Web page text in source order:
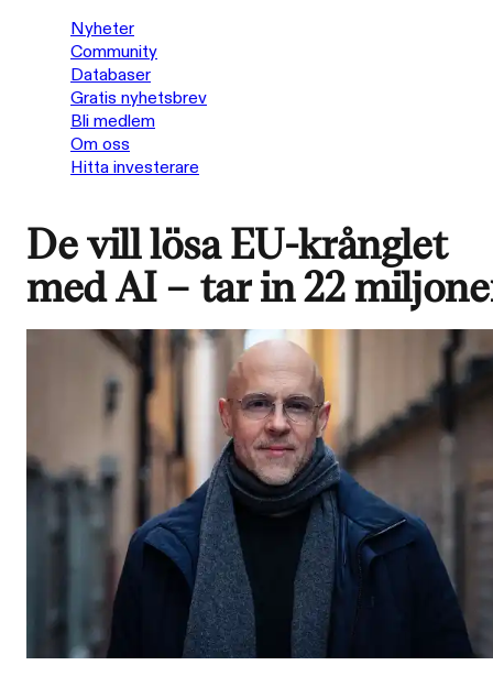
Nyheter
Community
Databaser
Gratis nyhetsbrev
Bli medlem
Om oss
Hitta investerare
De vill lösa EU-krånglet
med AI – tar in 22